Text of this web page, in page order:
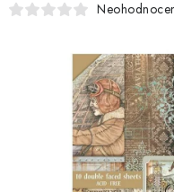
FOTORECENZE
MOJE OBJEDNÁVKA